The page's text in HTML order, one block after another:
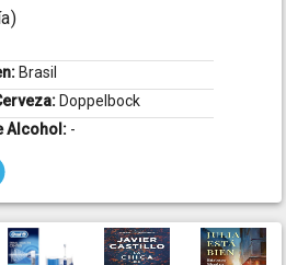
Brasil
Doppelbock
Alcohol: -